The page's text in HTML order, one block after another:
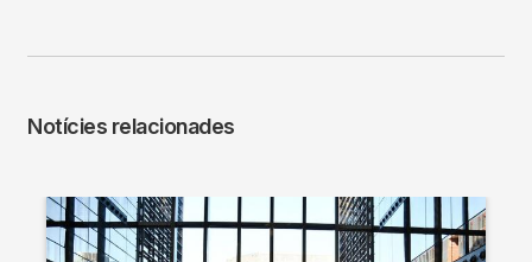
Notícies relacionades